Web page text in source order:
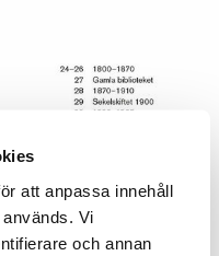
att anpassa innehåll
Vi
och annan